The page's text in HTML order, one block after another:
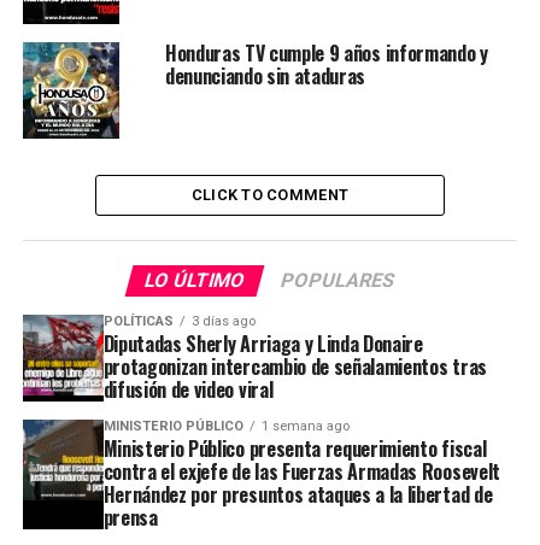
Honduras TV cumple 9 años informando y
denunciando sin ataduras
CLICK TO COMMENT
LO ÚLTIMO POPULARES
POLÍTICAS 3 días ago
Diputadas Sherly Arriaga y Linda Donaire
protagonizan intercambio de señalamientos tras
difusión de video viral
MINISTERIO PÚBLICO 1 semana ago
Ministerio Público presenta requerimiento fiscal
contra el exjefe de las Fuerzas Armadas Roosevelt
Hernández por presuntos ataques a la libertad de
prensa